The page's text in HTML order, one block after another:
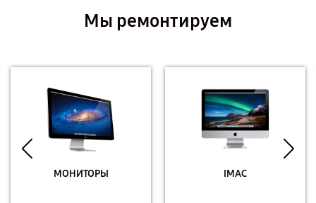
Мы ремонтируем
МОНИТОРЫ IMAC